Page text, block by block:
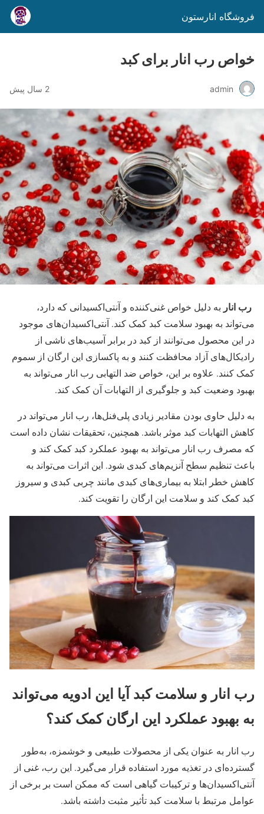
فروشگاه انارستون
خواص رب انار برای کبد
admin 2 سال پیش
رب انار به دلیل خواص غنی‌کننده و آنتی‌اکسیدانی که دارد،
می‌تواند به بهبود سلامت کبد کمک کند. آنتی‌اکسیدان‌های موجود
در این محصول می‌توانند از کبد در برابر آسیب‌های ناشی از
رادیکال‌های آزاد محافظت کنند و به پاکسازی این ارگان از سموم
کمک کنند. علاوه بر این، خواص ضد التهابی رب انار می‌تواند به
بهبود وضعیت کبد و جلوگیری از التهابات آن کمک کند.
به دلیل حاوی بودن مقادیر زیادی پلی‌فنل‌ها، رب انار می‌تواند در
کاهش التهابات کبد موثر باشد. همچنین، تحقیقات نشان داده است
که مصرف رب انار می‌تواند به بهبود عملکرد کبد کمک کند و
باعث تنظیم سطح آنزیم‌های کبدی شود. این اثرات می‌تواند به
کاهش خطر ابتلا به بیماری‌های کبدی مانند چربی کبدی و سیروز
کبد کمک کند و سلامت این ارگان را تقویت کند.
رب انار و سلامت کبد آیا این ادویه می‌تواند
به بهبود عملکرد این ارگان کمک کند؟
رب انار به عنوان یکی از محصولات طبیعی و خوشمزه، به‌طور
گسترده‌ای در تغذیه مورد استفاده قرار می‌گیرد. این رب، غنی از
آنتی‌اکسیدان‌ها و ترکیبات گیاهی است که ممکن است بر برخی از
عوامل مرتبط با سلامت کبد تأثیر مثبت داشته باشد.